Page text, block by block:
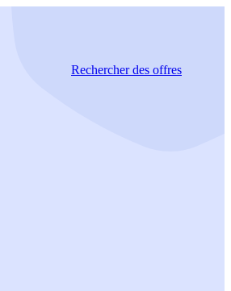
Rechercherdes offres